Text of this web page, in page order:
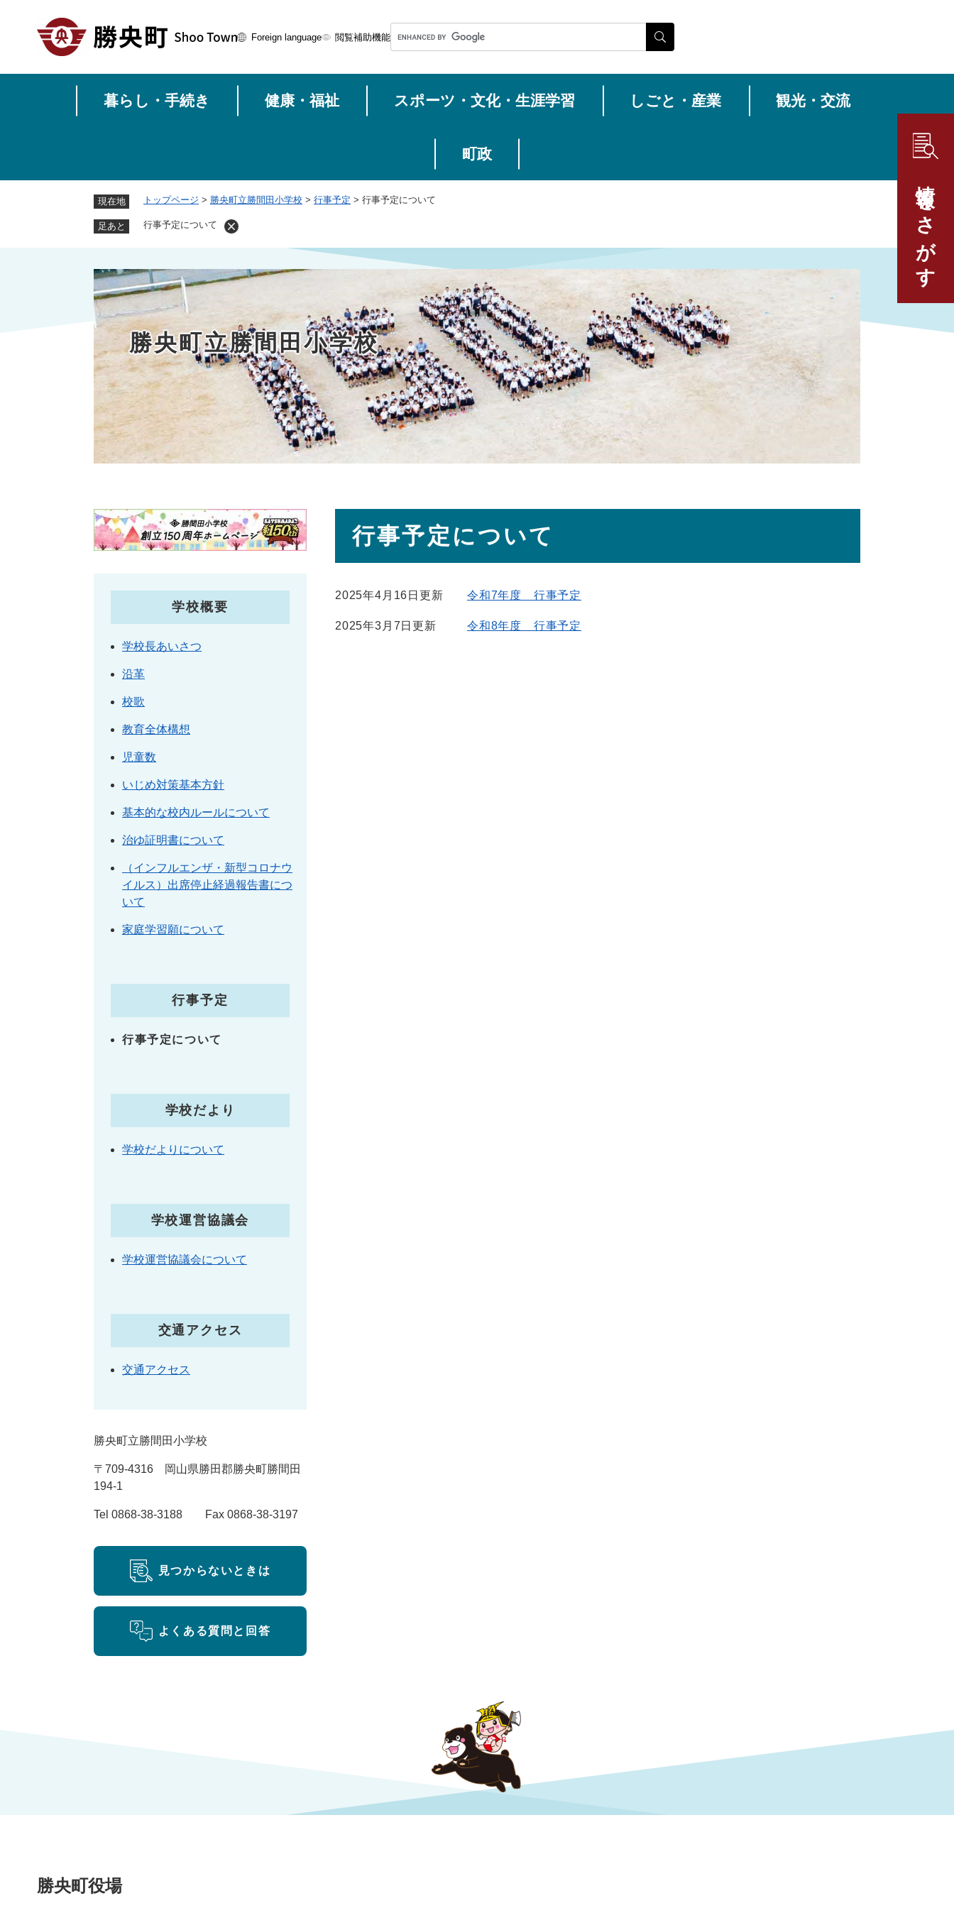
先
情報をさがす
Foreign language 閲覧補助機能
o
ム
検
暮らし・手続き 健康・福祉 スポーツ・文化・生涯学習 しごと・産業 観光・交流
町政
現在地 トップページ > 勝央町立勝間田小学校 > 行事予定 > 行事予定について
足あと 行事予定について
勝央町立勝間田小学校
行事予定について
2025年4月16日更新 令和7年度 行事予定
2025年3月7日更新 令和8年度 行事予定
学校概要
学校長あいさつ
沿革
校歌
教育全体構想
児童数
いじめ対策基本方針
基本的な校内ルールについて
治ゆ証明書について
（インフルエンザ・新型コロナウ
イルス）出席停止経過報告書につ
いて
家庭学習願について
行事予定
行事予定について
学校だより
学校だよりについて
学校運営協議会
学校運営協議会について
交通アクセス
交通アクセス
勝央町立勝間田小学校
〒709-4316 岡山県勝田郡勝央町勝間田
194-1
Tel 0868-38-3188 Fax 0868-38-3197
見つからないときは
よくある質問と回答
勝央町役場